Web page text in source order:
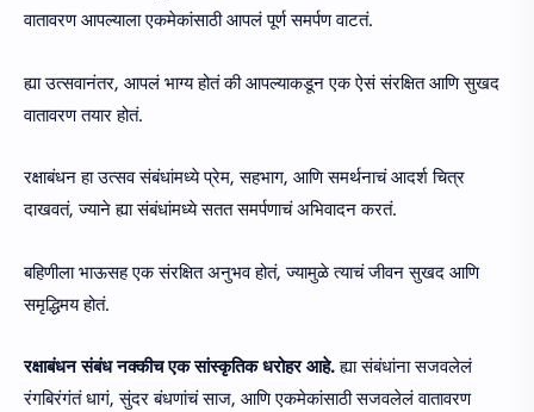
वातावरण आपल्याला एकमेकांसाठी आपलं पूर्ण समर्पण वाटतं.
ह्या उत्सवानंतर, आपलं भाग्य होतं की आपल्याकडून एक ऐसं संरक्षित आणि सुखद
वातावरण तयार होतं.
रक्षाबंधन हा उत्सव संबंधांमध्ये प्रेम, सहभाग, आणि समर्थनाचं आदर्श चित्र
दाखवतं, ज्याने ह्या संबंधांमध्ये सतत समर्पणाचं अभिवादन करतं.
बहिणीला भाऊसह एक संरक्षित अनुभव होतं, ज्यामुळे त्याचं जीवन सुखद आणि
समृद्धिमय होतं.
रक्षाबंधन संबंध नक्कीच एक सांस्कृतिक धरोहर आहे.ह्या संबंधांना सजवलेलं
रंगबिरंगंतं धागं, सुंदर बंधणांचं साज, आणि एकमेकांसाठी सजवलेलं वातावरण